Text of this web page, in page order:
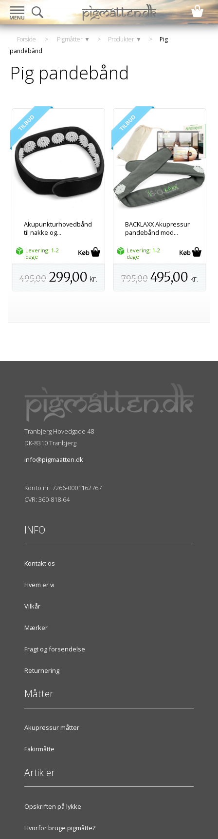
Forside > Pigmåtter ▼ > Produkter ▼ >
Pig
pandebånd
Pig pandebånd
Akupunkturhovedbånd
til nakke og...
Levering: 1-2
dage
495,00 299,00 kr.
BACKLAXX Akupressur
pandebånd mod...
Levering: 1-2
dage
795,00 495,00 kr.
Tranbjerg Hovedgade 48
DK-8310 Tranbjerg
info@pigmaatten.dk
Konto nr. 7266-0001162767
CVR: 360-818-64
INFO
Kontakt os
Hvem er vi
Vilkår
Mærker
Fragt og forsendelse
Returnering
Måtter
Akupressur måtter
Fakirmåtte
Artikler
Opskriften på lykke
Hvorfor bruge pigmåtte?